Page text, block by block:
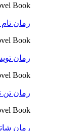
Book
رمان
Book
رمان
Book
رمان تن
Book
رمان